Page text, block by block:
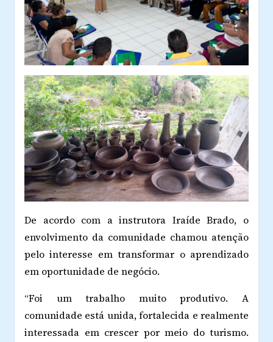
De acordo com a instrutora Iraíde Brado, o
envolvimento da comunidade chamou atenção
pelo interesse em transformar o aprendizado
em oportunidade de negócio.
“Foi um trabalho muito produtivo. A
comunidade está unida, fortalecida e realmente
interessada em crescer por meio do turismo.